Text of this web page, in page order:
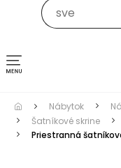
Toggle
Nábytok
Šatníkové skrine
Priestranná